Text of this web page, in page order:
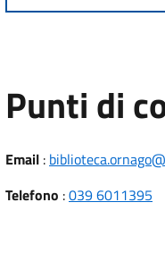
Punti di
Email:
Telefono :039 6011395